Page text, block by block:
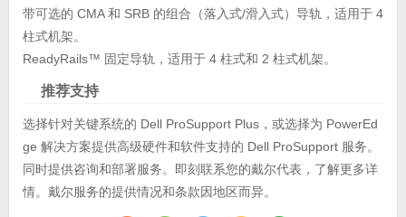
带可选的 CMA 和 SRB 的组合（落入式/滑入式）导轨，适用于 4
柱式机架。
ReadyRails™ 固定导轨，适用于 4 柱式和 2 柱式机架。
推荐支持
选择针对关键系统的 Dell ProSupport Plus，或选择为 PowerEd
ge 解决方案提供高级硬件和软件支持的 Dell ProSupport 服务。
同时提供咨询和部署服务。即刻联系您的戴尔代表，了解更多详
情。戴尔服务的提供情况和条款因地区而异。